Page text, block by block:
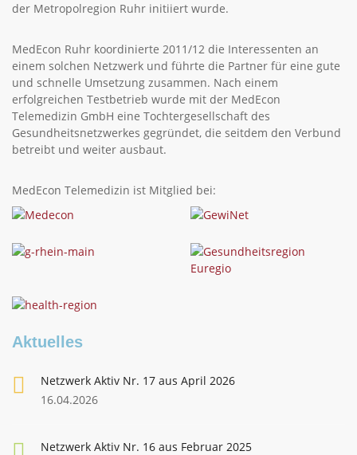
der Metropolregion Ruhr initiiert wurde.
MedEcon Ruhr koordinierte 2011/12 die Interessenten an
einem solchen Netzwerk und führte die Partner für eine gute
und schnelle Umsetzung zusammen. Nach einem
erfolgreichen Testbetrieb wurde mit der MedEcon
Telemedizin GmbH eine Tochtergesellschaft des
Gesundheitsnetzwerkes gegründet, die seitdem den Verbund
betreibt und weiter ausbaut.
MedEcon Telemedizin ist Mitglied bei:
Aktuelles
Netzwerk Aktiv Nr. 17 aus April 2026
16.04.2026
Netzwerk Aktiv Nr. 16 aus Februar 2025